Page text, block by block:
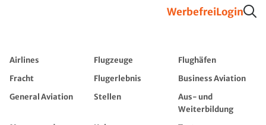
WerbefreiLogin
Airlines Flugzeuge
Flughäfen
Fracht
Flugerlebnis
Business Aviation
General Aviation
Stellen
Aus- und
Weiterbildung